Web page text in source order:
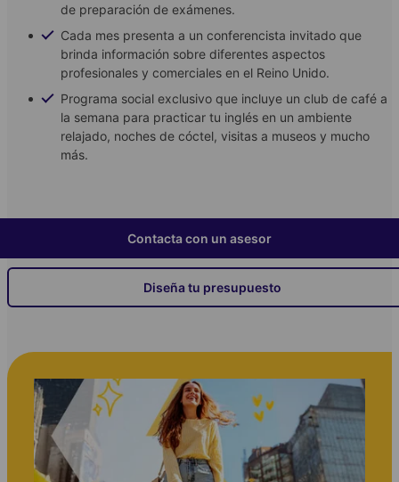
de preparación de exámenes.
Cada mes presenta a un conferencista invitado que
brinda información sobre diferentes aspectos
profesionales y comerciales en el Reino Unido.
Programa social exclusivo que incluye un club de café a
la semana para practicar tu inglés en un ambiente
relajado, noches de cóctel, visitas a museos y mucho
más.
Contacta con un asesor
Diseña tu presupuesto